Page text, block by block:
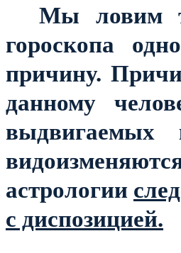
Мы ловим
гороскопа
причину.
данному
астрологии
с диспозицией.